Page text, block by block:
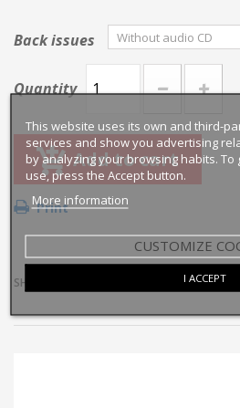
Back issues
Quantity
Add to cart
Print
SHARE
This website uses its own and third-
services and show you advertising
by analyzing your browsing habits. To
use, press the Accept button.
More information
CUSTOMIZE
I ACCEPT